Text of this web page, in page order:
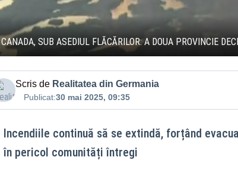
CANADA, SUB ASEDIUL FLĂCĂRILOR: A DOUA PROVINCIE
Scris de Realitatea din Germania
Publicat:30 mai 2025, 09:35
Incendiile continuă să se extindă, forțând
în pericol comunități întregi